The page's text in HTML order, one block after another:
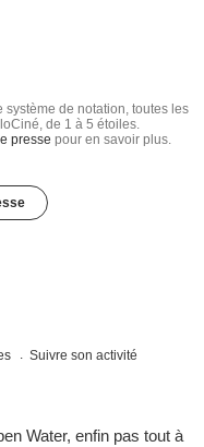
de notation, toutes les
de 1 à 5 étoiles.
presse pour en savoir plus.
Suivre son activité
Water, enfin pas tout à